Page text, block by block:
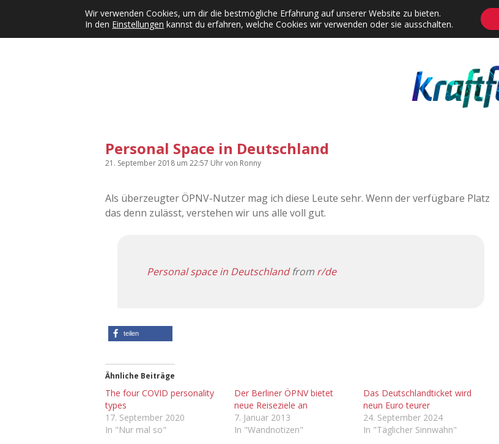
Kategorien Dropdown-Menü öffnen
KFMW-Disco Dates Instagrams Contact Adventskalender Dropdown-Menü öffnen
Personal Space in Deutschland
21. September 2018 um 22:57 Uhrvon Ronny
Als überzeugter ÖPNV-Nutzer mag ich diese Leute sehr. Wenn der verfügbare Platz
das denn zulässt, verstehen wir uns alle voll gut.
Personal space in Deutschlandfrom r/de
teilen
Ähnliche Beiträge
The four COVID personality
types
17. September 2020
In "Nur mal so"
Der Berliner ÖPNV bietet
neue Reiseziele an
7. Januar 2013
In "Wandnotizen"
Das Deutschlandticket wird
neun Euro teurer
24. September 2024
In "Täglicher Sinnwahn"
Wir verwenden Cookies, um dir die bestmögliche Erfahrung auf unserer Website zu bieten.
In den Einstellungen kannst du erfahren, welche Cookies wir verwenden oder sie ausschalten.